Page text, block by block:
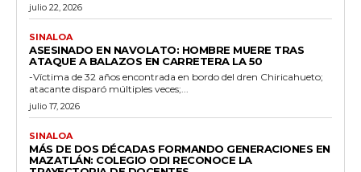
julio 22, 2026
SINALOA
ASESINADO EN NAVOLATO: HOMBRE MUERE TRAS
ATAQUE A BALAZOS EN CARRETERA LA 50
-Víctima de 32 años encontrada en bordo del dren Chiricahueto;
atacante disparó múltiples veces;...
julio 17, 2026
SINALOA
MÁS DE DOS DÉCADAS FORMANDO GENERACIONES EN
MAZATLÁN: COLEGIO ODI RECONOCE LA